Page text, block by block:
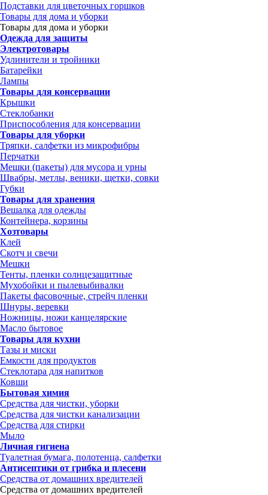
Подставки для цветочных горшков
Товары для дома и уборки
Товары для дома и уборки
Одежда для защиты
Электротовары
Удлинители и тройники
Батарейки
Лампы
Товары для консервации
Крышки
Стеклобанки
Приспособления для консервации
Товары для уборки
Тряпки, салфетки из микрофибры
Перчатки
Мешки (пакеты) для мусора и урны
Швабры, метлы, веники, щетки, совки
Губки
Товары для хранения
Вешалка для одежды
Контейнера, корзины
Хозтовары
Клей
Скотч и свечи
Мешки
Тенты, пленки солнцезащитные
Мухобойки и пылевыбивалки
Пакеты фасовочные, стрейч пленки
Шнуры, веревки
Ножницы, ножи канцелярские
Масло бытовое
Товары для кухни
Тазы и миски
Емкости для продуктов
Стеклотара для напитков
Ковши
Бытовая химия
Средства для чистки, уборки
Средства для чистки канализации
Средства для стирки
Мыло
Личная гигиена
Туалетная бумага, полотенца, салфетки
Антисептики от грибка и плесени
Средства от домашних вредителей
Средства от домашних вредителей